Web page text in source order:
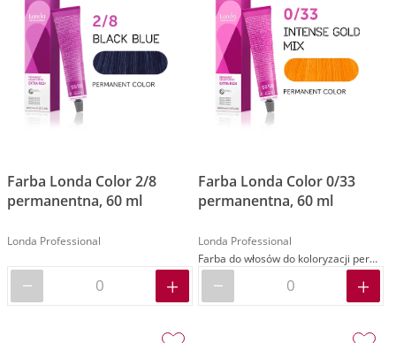
Farba Londa Color 2/8
permanentna, 60 ml
Londa Professional
Farba Londa Color 0/33
permanentna, 60 ml
Londa Professional
Farba do włosów do koloryzacji permanentnej